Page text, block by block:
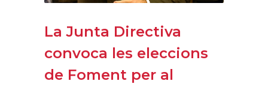
La Junta Directiva
convoca les eleccions
de Foment per al